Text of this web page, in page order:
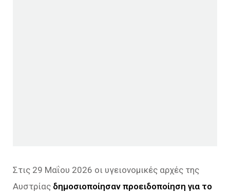
Στις 29 Μαΐου 2026 οι υγειονομικές αρχές της
Αυστρίας δημοσιοποίησαν προειδοποίηση για το